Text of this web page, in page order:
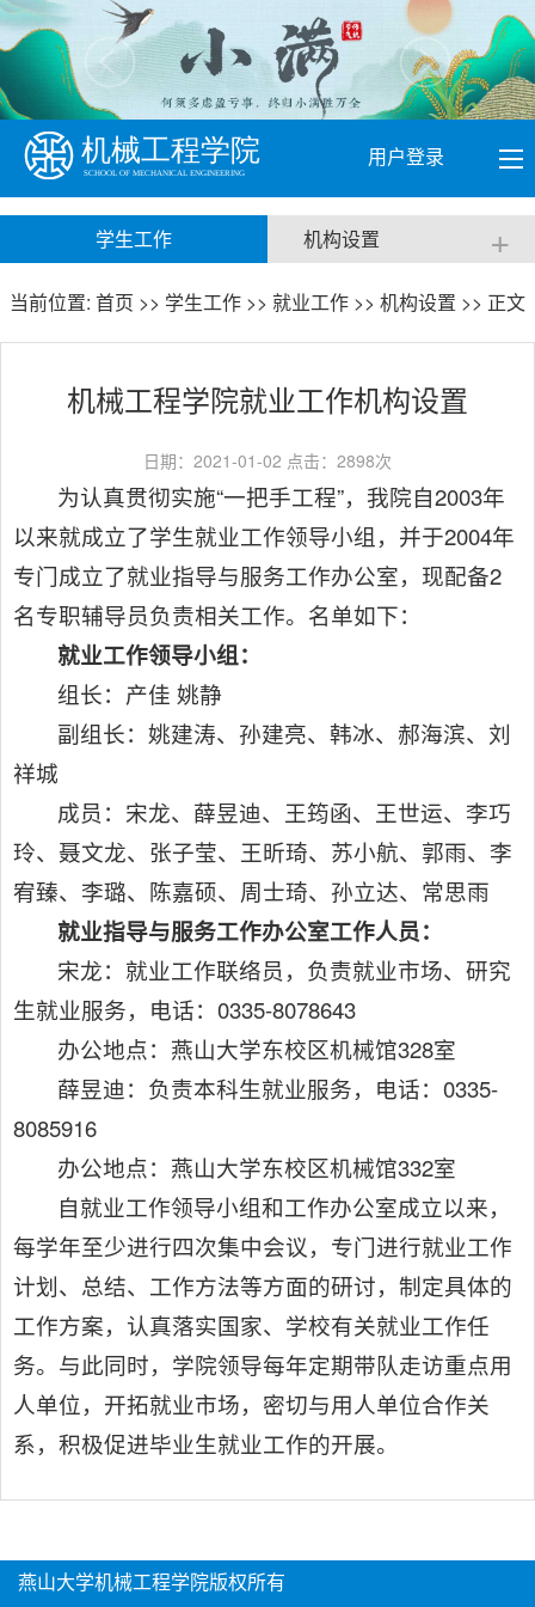
用户登录
学生工作 机构设置 +
当前位置: 首页 >> 学生工作 >> 就业工作 >> 机构设置 >> 正文
机械工程学院就业工作机构设置
日期：2021-01-02 点击： 2898次
为认真贯彻实施“一把手工程”，我院自2003年
以来就成立了学生就业工作领导小组，并于2004年
专门成立了就业指导与服务工作办公室，现配备2
名专职辅导员负责相关工作。名单如下：
就业工作领导小组：
组长：产佳 姚静
副组长：姚建涛、孙建亮、韩冰、郝海滨、刘
祥城
成员：宋龙、薛昱迪、王筠函、王世运、李巧
玲、聂文龙、张子莹、王昕琦、苏小航、郭雨、李
宥臻、李璐、陈嘉硕、周士琦、孙立达、常思雨
就业指导与服务工作办公室工作人员：
宋龙：就业工作联络员，负责就业市场、研究
生就业服务，电话：0335-8078643
办公地点：燕山大学东校区机械馆328室
薛昱迪：负责本科生就业服务，电话：0335-
8085916
办公地点：燕山大学东校区机械馆332室
自就业工作领导小组和工作办公室成立以来，
每学年至少进行四次集中会议，专门进行就业工作
计划、总结、工作方法等方面的研讨，制定具体的
工作方案，认真落实国家、学校有关就业工作任
务。与此同时，学院领导每年定期带队走访重点用
人单位，开拓就业市场，密切与用人单位合作关
系，积极促进毕业生就业工作的开展。
燕山大学机械工程学院版权所有